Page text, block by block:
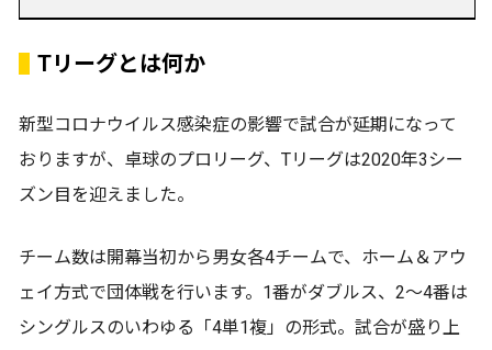
Tリーグとは何か
新型コロナウイルス感染症の影響で試合が延期になって
おりますが、卓球のプロリーグ、Tリーグは2020年3シー
ズン目を迎えました。
チーム数は開幕当初から男女各4チームで、ホーム＆アウ
ェイ方式で団体戦を行います。1番がダブルス、2〜4番は
シングルスのいわゆる「4単1複」の形式。試合が盛り上